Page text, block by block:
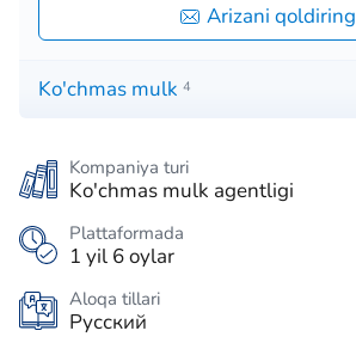
Arizani qoldiring
Ko'chmas mulk 4
Kompaniya turi
Ko'chmas mulk agentligi
Plattaformada
1 yil 6 oylar
Aloqa tillari
Русский